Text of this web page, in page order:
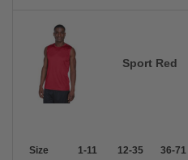
Sport Red
Size 1-11 12-35 36-71